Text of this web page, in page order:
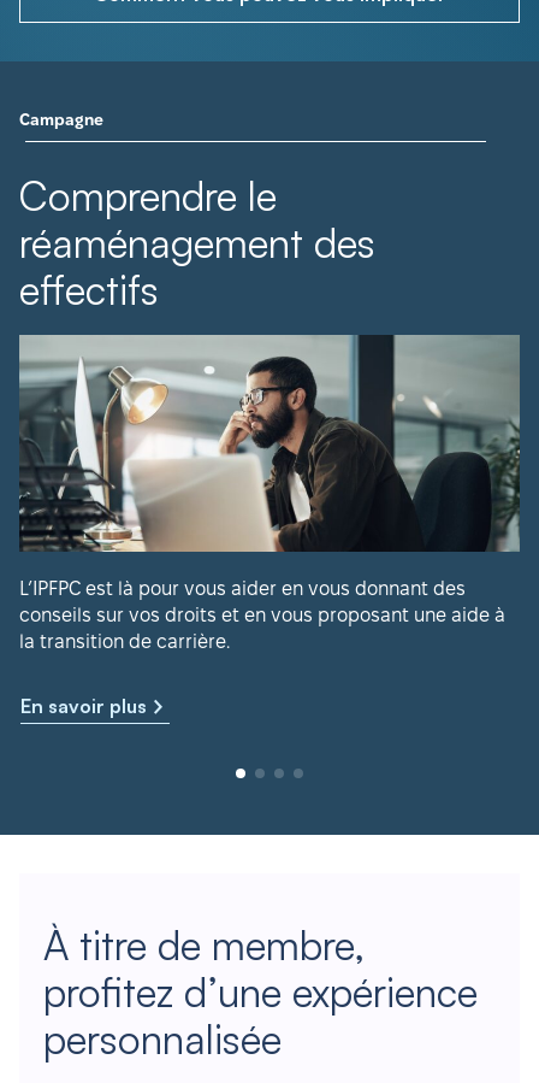
Campagne
Comprendre le
réaménagement des
effectifs
L’IPFPC est là pour vous aider en vous donnant des
conseils sur vos droits et en vous proposant une aide à
la transition de carrière.
En savoir plus
À titre de membre,
profitez d’une expérience
personnalisée